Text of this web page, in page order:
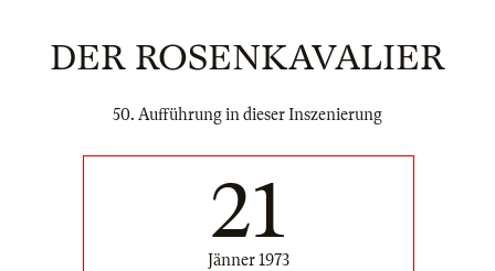
DER ROSENKAVALIER
50. Aufführung in dieser Inszenierung
21
Jänner 1973